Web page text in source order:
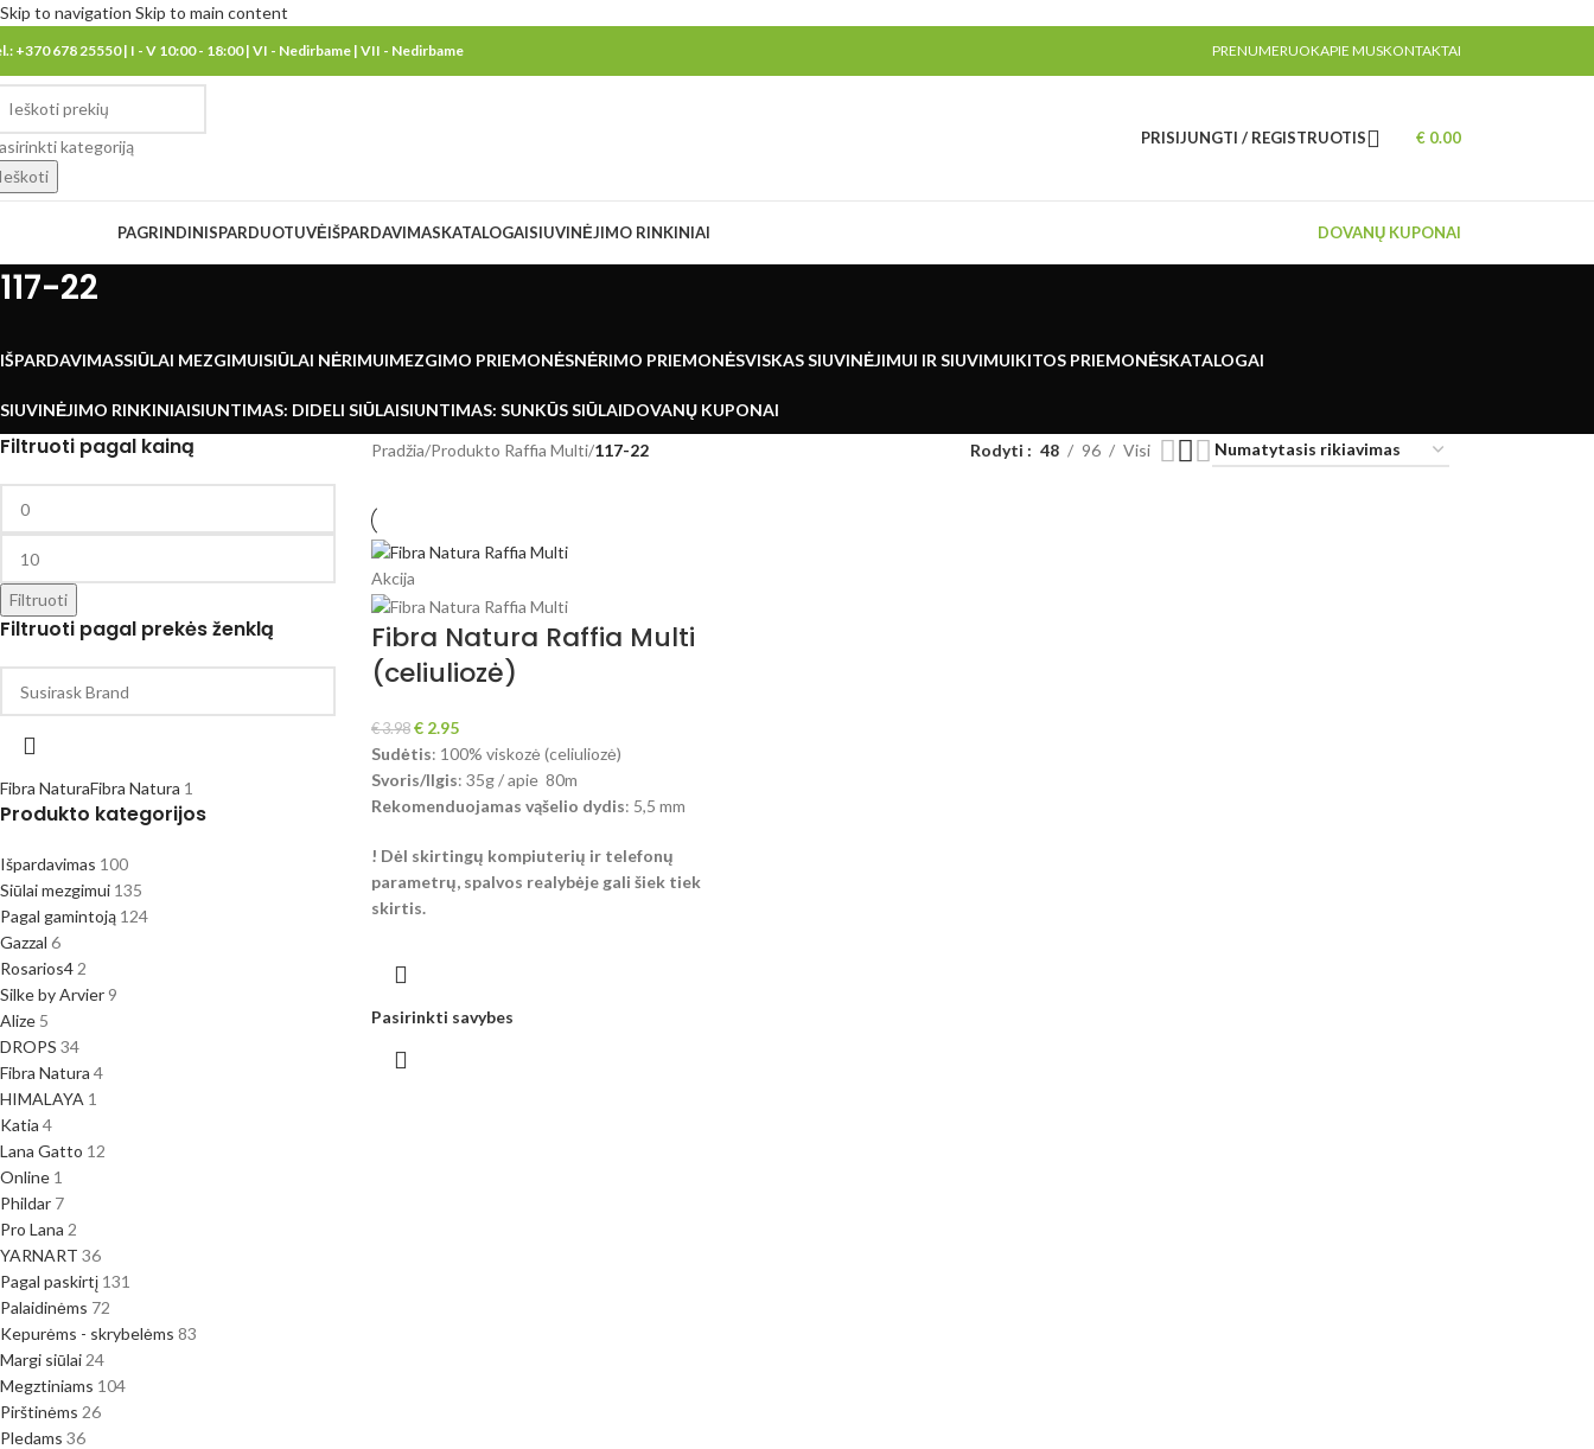
Skip to navigation Skip to main content
+370 678 25550 | I - V 10:00 - 18:00 | VI - Nedirbame | VII - Nedirbame PRENUMERUOKAPIE MUSKONTAKTAI
kategoriją
PRISIJUNGTI / REGISTRUOTIS € 0.00
PAGRINDINISPARDUOTUVĖIŠPARDAVIMASKATALOGAISIUVINĖJIMO RINKINIAI DOVANŲ KUPONAI
117-22
IŠPARDAVIMASSIŪLAI MEZGIMUISIŪLAI NĖRIMUIMEZGIMO PRIEMONĖSNĖRIMO PRIEMONĖSVISKAS SIUVINĖJIMUI IR SIUVIMUIKITOS PRIEMONĖSKATALOGAI
SIUVINĖJIMO RINKINIAISIUNTIMAS: DIDELI SIŪLAISIUNTIMAS: SUNKŪS SIŪLAIDOVANŲ KUPONAI
Filtruoti pagal kainą
Filtruoti
Filtruoti pagal prekės ženklą
Fibra NaturaFibra Natura 1
Produkto kategorijos
Išpardavimas 100
Siūlai mezgimui 135
Pagal gamintoją 124
Gazzal 6
Rosarios4 2
Silke by Arvier 9
Alize 5
DROPS 34
Fibra Natura 4
HIMALAYA 1
Katia 4
Lana Gatto 12
Online 1
Phildar 7
Pro Lana 2
YARNART 36
Pagal paskirtį 131
Palaidinėms 72
Kepurėms - skrybelėms 83
Margi siūlai 24
Megztiniams 104
Pirštinėms 26
Pledams 36
Pradžia/Produkto Raffia Multi/117-22 Rodyti 48 96 Visi
Akcija
Fibra Natura Raffia Multi
(celiuliozė)
€3.98 €2.95
Sudėtis: 100% viskozė (celiuliozė)
Svoris/Ilgis: 35g / apie 80m
Rekomenduojamas vąšelio dydis: 5,5 mm
! Dėl skirtingų kompiuterių ir telefonų
parametrų, spalvos realybėje gali šiek tiek
skirtis.
Pasirinkti savybes